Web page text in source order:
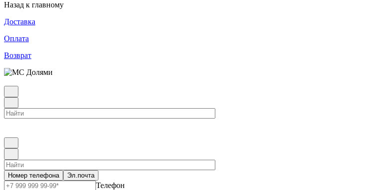
Назад к главному
Доставка
Оплата
Возврат
Номер телефона Эл.почта
Телефон